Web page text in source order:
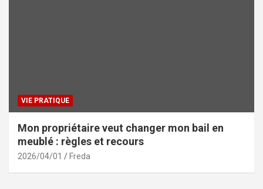
VIE PRATIQUE
Mon propriétaire veut changer mon bail en
meublé : règles et recours
2026/04/01 Freda